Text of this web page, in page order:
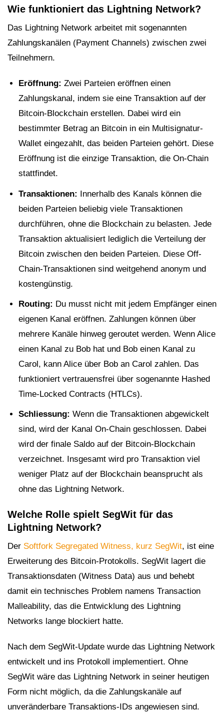
Wie funktioniert das Lightning Network?
Das Lightning Network arbeitet mit sogenannten
Zahlungskanälen (Payment Channels) zwischen zwei
Teilnehmern.
Eröffnung: Zwei Parteien eröffnen einen
Zahlungskanal, indem sie eine Transaktion auf der
Bitcoin-Blockchain erstellen. Dabei wird ein
bestimmter Betrag an Bitcoin in ein Multisignatur-
Wallet eingezahlt, das beiden Parteien gehört. Diese
Eröffnung ist die einzige Transaktion, die On-Chain
stattfindet.
Transaktionen: Innerhalb des Kanals können die
beiden Parteien beliebig viele Transaktionen
durchführen, ohne die Blockchain zu belasten. Jede
Transaktion aktualisiert lediglich die Verteilung der
Bitcoin zwischen den beiden Parteien. Diese Off-
Chain-Transaktionen sind weitgehend anonym und
kostengünstig.
Routing: Du musst nicht mit jedem Empfänger einen
eigenen Kanal eröffnen. Zahlungen können über
mehrere Kanäle hinweg geroutet werden. Wenn Alice
einen Kanal zu Bob hat und Bob einen Kanal zu
Carol, kann Alice über Bob an Carol zahlen. Das
funktioniert vertrauensfrei über sogenannte Hashed
Time-Locked Contracts (HTLCs).
Schliessung: Wenn die Transaktionen abgewickelt
sind, wird der Kanal On-Chain geschlossen. Dabei
wird der finale Saldo auf der Bitcoin-Blockchain
verzeichnet. Insgesamt wird pro Transaktion viel
weniger Platz auf der Blockchain beansprucht als
ohne das Lightning Network.
Welche Rolle spielt SegWit für das
Lightning Network?
Der Softfork Segregated Witness, kurz SegWit, ist eine
Erweiterung des Bitcoin-Protokolls. SegWit lagert die
Transaktionsdaten (Witness Data) aus und behebt
damit ein technisches Problem namens Transaction
Malleability, das die Entwicklung des Lightning
Networks lange blockiert hatte.
Nach dem SegWit-Update wurde das Lightning Network
entwickelt und ins Protokoll implementiert. Ohne
SegWit wäre das Lightning Network in seiner heutigen
Form nicht möglich, da die Zahlungskanäle auf
unveränderbare Transaktions-IDs angewiesen sind.